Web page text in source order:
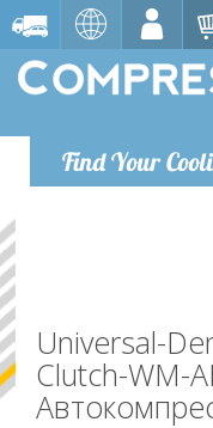
Find Your
Universal-
Clutch-WM-